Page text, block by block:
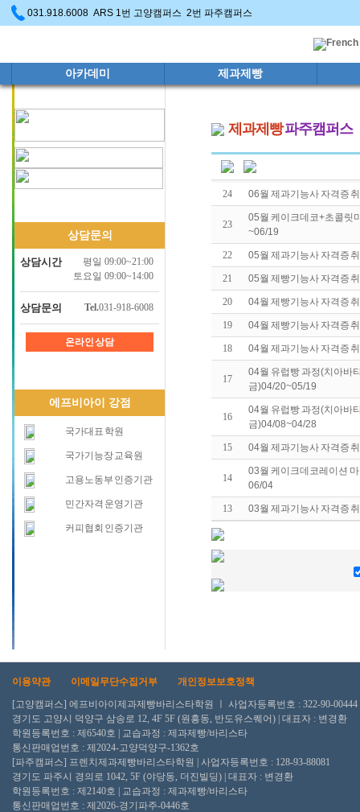
031.918.6008 ARS 1번 고양캠퍼스 2번 파주캠퍼스
아카데미 제과제빵
상담문의
상담시간
평일 09:00~21:00
토요일 09:00~14:00
상담문의 Tel.031-918-6008
온라인 상담
에프비아이 강점
국가대표 학원
국가기능장 교육원
고용노동부 인증기관
민간자격 운영기관
커피협회 인증기관
제과제빵파주캠퍼스
24 06월 제과기능사 자격증
23
05월 케이크데코+초콜릿
~06/19
22 05월 제과기능사 자격증
21 05월 제빵기능사 자격증
20 04월 제빵기능사 자격증
19 04월 제빵기능사 자격증
18 04월 제과기능사 자격증
17
04월 유럽빵 과정(치아바
금)04/20~05/19
16
04월 유럽빵 과정(치아바
금)04/08~04/28
15 04월 제과기능사 자격증
14
03월 케이크데코레이션
06/04
13 03월 제과기능사 자격증
이용약관 이메일무단수집거부
개인정보보호정책
[고양캠퍼스] 에프비아이제과제빵바리스타학원 ㅣ 사업자등록번호 : 322-90-00444
경기도 고양시 덕양구 삼송로 12, 4F 5F (원흥동, 반도유스퀘어) | 대표자 : 변경환
학원등록번호 : 제6540호 | 교습과정 : 제과제빵/바리스타
통신판매업번호 : 제2024-고양덕양구-1362호
[파주캠퍼스] 프렌치제과제빵바리스타학원 | 사업자등록번호 : 128-93-88081
경기도 파주시 경의로 1042, 5F (야당동, 더진빌딩) | 대표자 : 변경환
학원등록번호 : 제2140호 | 교습과정 : 제과제빵/바리스타
통신판매업번호 : 제2026-경기파주-0446호